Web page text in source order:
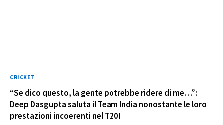
CRICKET
“Se dico questo, la gente potrebbe ridere di me…”:
Deep Dasgupta saluta il Team India nonostante le loro
prestazioni incoerenti nel T20I